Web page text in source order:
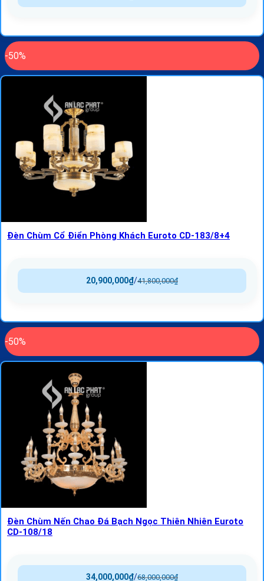
-50%
Đèn Chùm Cổ Điển Phòng Khách Euroto CD-183/8+4
41,800,000₫
/
20,900,000₫
-50%
Đèn Chùm Nến Chao Đá Bạch Ngọc Thiên Nhiên Euroto
CD-108/18
68,000,000₫
/
34,000,000₫